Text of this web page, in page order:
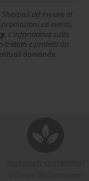
ad inviare al
ed eventi,
. L'informativa sulla
trattati e protetti da
domande.